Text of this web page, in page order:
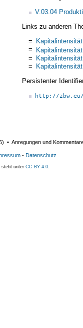
V.03.04
Links zu anderen
= Kapitalintensität
= Kapitalintensität
= Kapitalintensität
= Kapitalintensität
Persistenter
http://
) ▪ Anregungen und
- Datenschutz
steht unter CC BY 4.0